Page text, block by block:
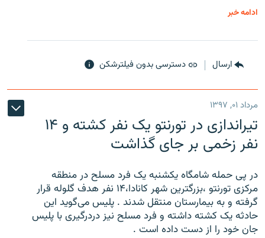
ادامه خبر
ارسال دسترسی بدون فیلترشکن
مرداد ۰۱, ۱۳۹۷
تیراندازی در تورنتو یک نفر کشته و ۱۴
نفر زخمی بر جای گذاشت
در پی حمله شامگاه یکشنبه یک فرد مسلح در منطقه
مرکزی تورنتو ،‌بزرگترین شهر کانادا،۱۴ نفر هدف گلوله قرار
گرفته و به بیمارستان منتقل شدند . پلیس می‌گوید این
حادثه یک کشته داشته و فرد مسلح نیز دردرگیری با پلیس
جان خود را از دست داده است .